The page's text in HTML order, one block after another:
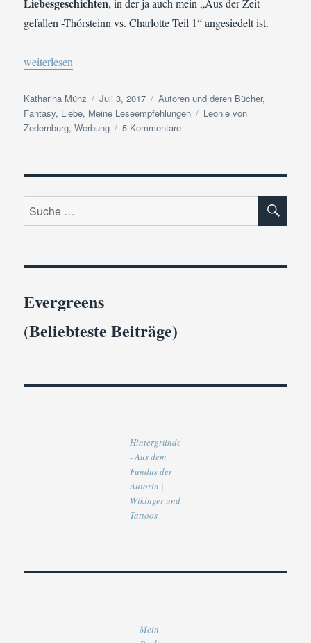
, in der ja auch mein „Aus der Zeit
gefallen -Thórsteinn vs. Charlotte Teil 1“ angesiedelt ist.
„Buchvorstellung | Leonie von Zedernburg: Timeless Lover –
weiterlesen
Autor
Katharina Münz
Veröffentlicht
am
Juli 3, 2017 Kategorien
Autoren und deren Bücher,
Fantasy, Liebe, Meine Leseempfehlungen Schlagwörter
Leonie von
Zedernburg,Werbung 5 Kommentarezu
Zedernburg:
Lover
Suche
nach:
Evergreens
(Beliebteste Beiträge)
Hintergründe
- Aus dem
Fundus der
Autorin |
Wikinger und
Tattoos
Mein